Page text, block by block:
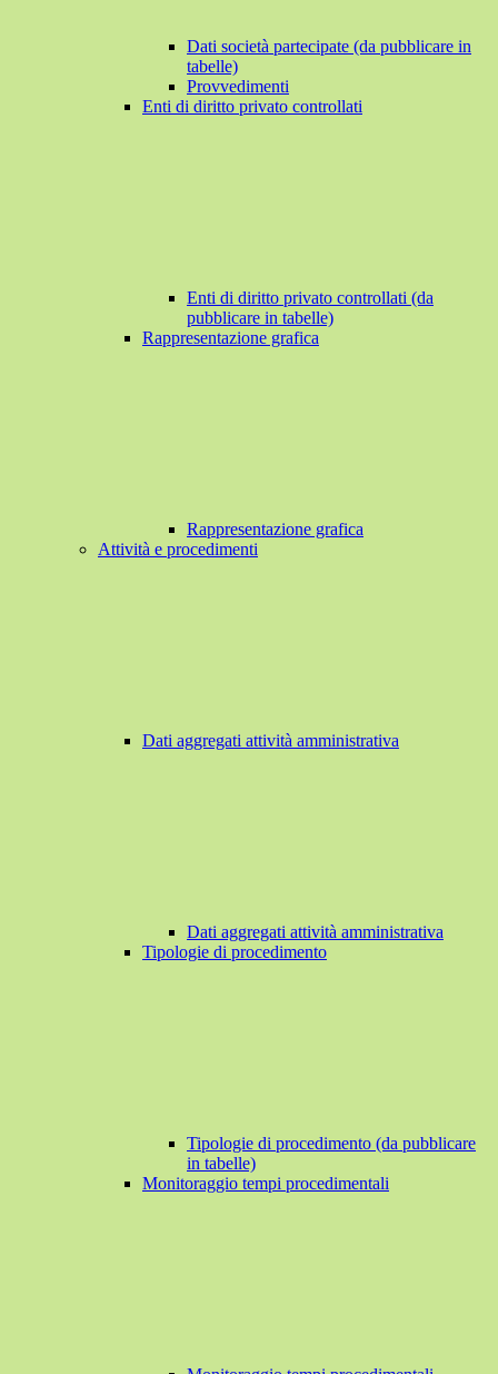
Dati società partecipate (da pubblicare in
tabelle)
Provvedimenti
Enti di diritto privato controllati
Enti di diritto privato controllati (da
pubblicare in tabelle)
Rappresentazione grafica
Rappresentazione grafica
Attività e procedimenti
Dati aggregati attività amministrativa
Dati aggregati attività amministrativa
Tipologie di procedimento
Tipologie di procedimento (da pubblicare
in tabelle)
Monitoraggio tempi procedimentali